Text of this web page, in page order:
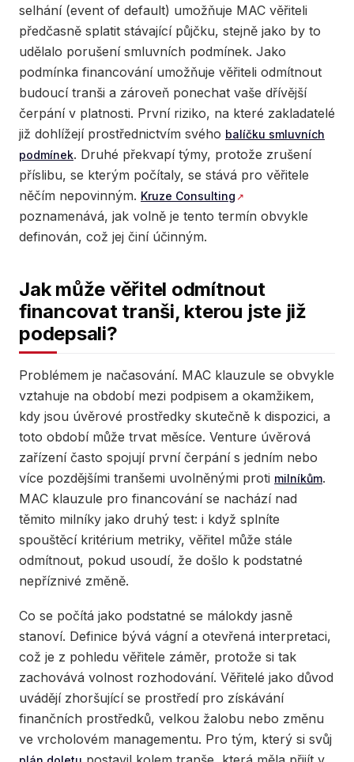
selhání (event of default) umožňuje MAC věřiteli
předčasně splatit stávající půjčku, stejně jako by to
udělalo porušení smluvních podmínek. Jako
podmínka financování umožňuje věřiteli odmítnout
budoucí tranši a zároveň ponechat vaše dřívější
čerpání v platnosti. První riziko, na které zakladatelé
již dohlížejí prostřednictvím svého balíčku smluvních
podmínek. Druhé překvapí týmy, protože zrušení
příslibu, se kterým počítaly, se stává pro věřitele
něčím nepovinným. Kruze Consulting
poznamenává, jak volně je tento termín obvykle
definován, což jej činí účinným.
Jak může věřitel odmítnout
financovat tranši, kterou jste již
podepsali?
Problémem je načasování. MAC klauzule se obvykle
vztahuje na období mezi podpisem a okamžikem,
kdy jsou úvěrové prostředky skutečně k dispozici, a
toto období může trvat měsíce. Venture úvěrová
zařízení často spojují první čerpání s jedním nebo
více pozdějšími tranšemi uvolněnými proti milníkům.
MAC klauzule pro financování se nachází nad
těmito milníky jako druhý test: i když splníte
spouštěcí kritérium metriky, věřitel může stále
odmítnout, pokud usoudí, že došlo k podstatné
nepříznivé změně.
Co se počítá jako podstatné se málokdy jasně
stanoví. Definice bývá vágní a otevřená interpretaci,
což je z pohledu věřitele záměr, protože si tak
zachovává volnost rozhodování. Věřitelé jako důvod
uvádějí zhoršující se prostředí pro získávání
finančních prostředků, velkou žalobu nebo změnu
ve vrcholovém managementu. Pro tým, který si svůj